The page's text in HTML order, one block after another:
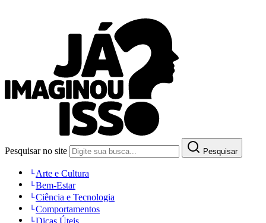
Pesquisar no site Pesquisar
Arte e Cultura
Bem-Estar
Ciência e Tecnologia
Comportamentos
Dicas Úteis